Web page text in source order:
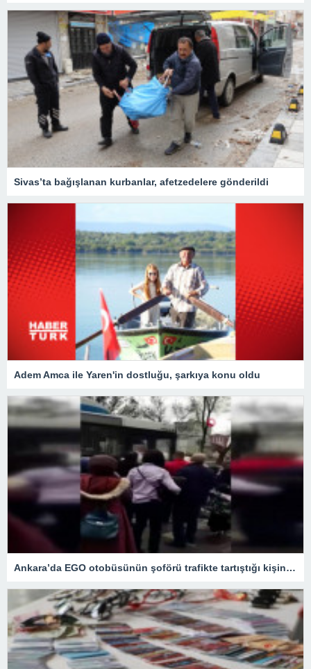
Sivas’ta bağışlanan kurbanlar, afetzedelere gönderildi
Adem Amca ile Yaren'in dostluğu, şarkıya konu oldu
Ankara’da EGO otobüsünün şoförü trafikte tartıştığı kişinin aracını metrelerce sürükledi